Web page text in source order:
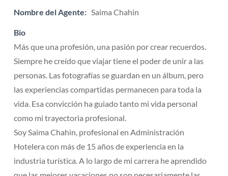
Nombre del Agente: Saima Chahin
Bio
Más que una profesión, una pasión por crear recuerdos.
Siempre he creído que viajar tiene el poder de unir a las
personas. Las fotografías se guardan en un álbum, pero
las experiencias compartidas permanecen para toda la
vida. Esa convicción ha guiado tanto mi vida personal
como mi trayectoria profesional.
Soy Saima Chahin, profesional en Administración
Hotelera con más de 15 años de experiencia en la
industria turística. A lo largo de mi carrera he aprendido